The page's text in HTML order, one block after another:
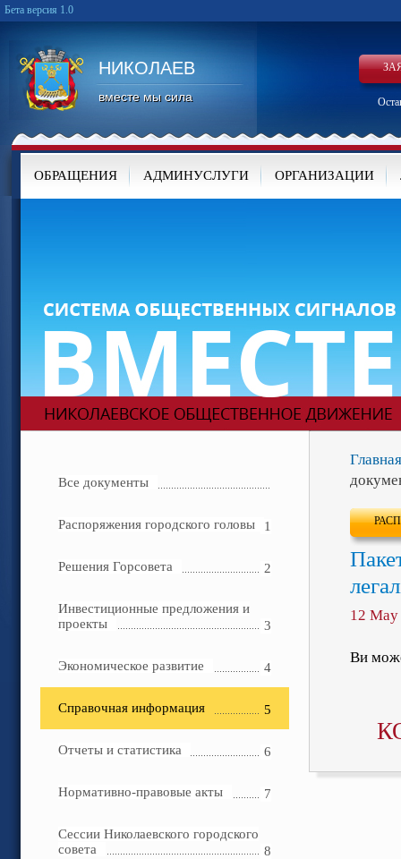
Бета версия 1.0
НИКОЛАЕВ
вместе мы сила
ОБРАЩЕНИЯ АДМИНУСЛУГИ ОРГАНИЗАЦИИ
Все документы
1
Распоряжения городского головы
2
Решения Горсовета
3
Инвестиционные предложения и
проекты
4
Экономическое развитие
5
Справочная информация
6
Отчеты и статистика
7
Нормативно-правовые акты
8
Сессии Николаевского городского
совета
12 May
Ви